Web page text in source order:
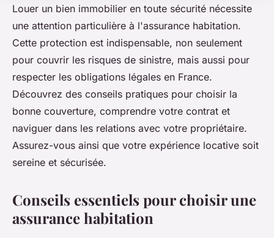
Louer un bien immobilier en toute sécurité nécessite
une attention particulière à l'assurance habitation.
Cette protection est indispensable, non seulement
pour couvrir les risques de sinistre, mais aussi pour
respecter les obligations légales en France.
Découvrez des conseils pratiques pour choisir la
bonne couverture, comprendre votre contrat et
naviguer dans les relations avec votre propriétaire.
Assurez-vous ainsi que votre expérience locative soit
sereine et sécurisée.
Conseils essentiels pour choisir une
assurance habitation